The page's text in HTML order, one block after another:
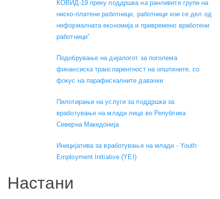
КОВИД-19 преку поддршка на ранливите групи на
ниско-платени работници, работници кои се дел од
неформалната економија и привремено вработени
работници”
Подобрување на дијалогот за поголема
финансиска транспарентност на општините, со
фокус на парафискалните давачки
Пилотирање на услуги за поддршка за
вработување на млади лица во Република
Северна Македонија
Иницијатива за вработување на млади - Youth
Employment Initiative (YEI)
Настани